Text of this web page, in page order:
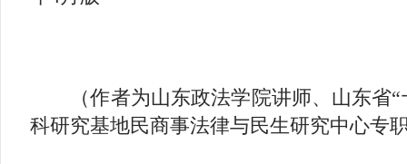
（作者为山东政法学院讲师、山东省“
科研究基地民商事法律与民生研究中心专